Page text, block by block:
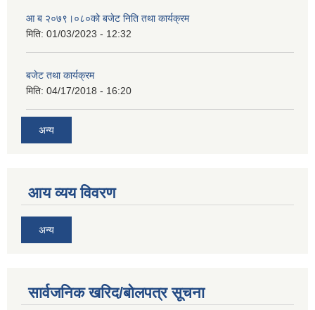
आ ब २०७९।०८०को बजेट निति तथा कार्यक्रम
मिति: 01/03/2023 - 12:32
बजेट तथा कार्यक्रम
मिति: 04/17/2018 - 16:20
अन्य
आय व्यय विवरण
अन्य
सार्वजनिक खरिद/बोलपत्र सूचना